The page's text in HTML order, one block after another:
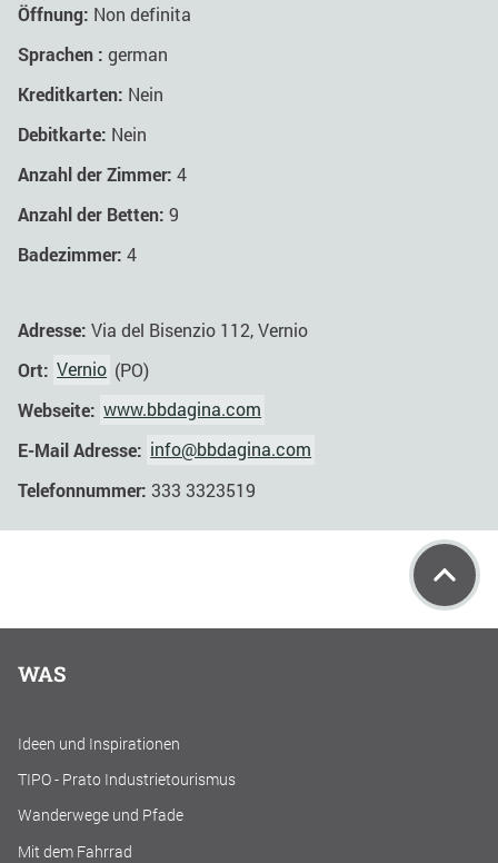
Öffnung: Non definita
Sprachen : german
Kreditkarten: Nein
Debitkarte: Nein
Anzahl der Zimmer: 4
Anzahl der Betten: 9
Badezimmer: 4
Adresse: Via del Bisenzio 112, Vernio
Ort: Vernio (PO)
Webseite: www.bbdagina.com
E-Mail Adresse: info@bbdagina.com
Telefonnummer: 333 3323519
WAS
Ideen und Inspirationen
TIPO - Prato Industrietourismus
Wanderwege und Pfade
Mit dem Fahrrad